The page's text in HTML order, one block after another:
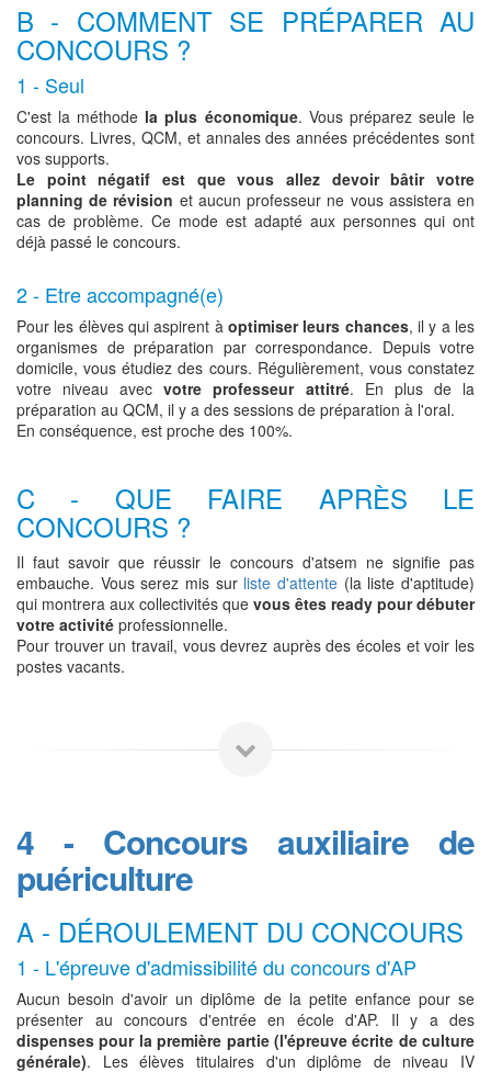
B - COMMENT SE PRÉPARER AU
CONCOURS ?
1 - Seul
C'est la méthode la plus économique. Vous préparez seule le
concours. Livres, QCM, et annales des années précédentes sont
vos supports.
Le point négatif est que vous allez devoir bâtir votre
planning de révision et aucun professeur ne vous assistera en
cas de problème. Ce mode est adapté aux personnes qui ont
déjà passé le concours.
2 - Etre accompagné(e)
Pour les élèves qui aspirent à optimiser leurs chances, il y a les
organismes de préparation par correspondance. Depuis votre
domicile, vous étudiez des cours. Régulièrement, vous constatez
votre niveau avecvotre professeur attitré. En plus de la
préparation au QCM, il y a des sessions de préparation à l'oral.
En conséquence, est proche des 100%.
C - QUE FAIRE APRÈS LE
CONCOURS ?
Il faut savoir que réussir le concours d'atsem ne signifie pas
embauche. Vous serez mis sur liste d'attente (la liste d'aptitude)
qui montrera aux collectivités que vous êtes ready pour débuter
votre activité professionnelle.
Pour trouver un travail, vous devrez auprès des écoles et voir les
postes vacants.
4 - Concours auxiliaire de
puériculture
A - DÉROULEMENT DU CONCOURS
1 - L'épreuve d'admissibilité du concours d'AP
Aucun besoin d'avoir un diplôme de la petite enfance pour se
présenter au concours d'entrée en école d'AP. Il y a des
dispenses pour la première partie (l'épreuve écrite de culture
générale). Les élèves titulaires d'un diplôme de niveau IV